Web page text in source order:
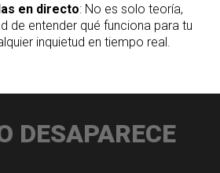
en directo: No es solo teoría,
de entender qué funciona para tu
inquietud en tiempo real.
DESAPARECE